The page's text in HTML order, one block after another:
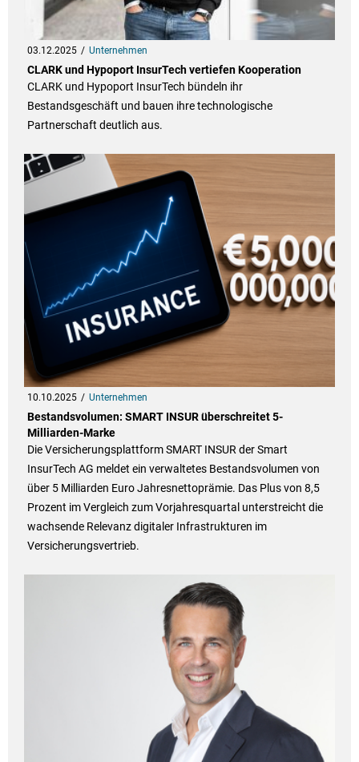
03.12.2025 Unternehmen
CLARK und Hypoport InsurTech vertiefen Kooperation
CLARK und Hypoport InsurTech bündeln ihr
Bestandsgeschäft und bauen ihre technologische
Partnerschaft deutlich aus.
10.10.2025 Unternehmen
Bestandsvolumen: SMART INSUR überschreitet 5-
Milliarden-Marke
Die Versicherungsplattform SMART INSUR der Smart
InsurTech AG meldet ein verwaltetes Bestandsvolumen von
über 5 Milliarden Euro Jahresnettoprämie. Das Plus von 8,5
Prozent im Vergleich zum Vorjahresquartal unterstreicht die
wachsende Relevanz digitaler Infrastrukturen im
Versicherungsvertrieb.